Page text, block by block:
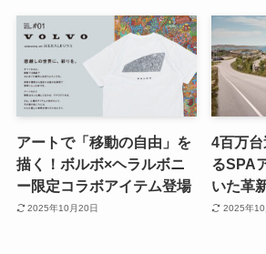
アートで「移動の自由」を
描く！ボルボ×ヘラルボニ
ー限定コラボアイテム登場
2025年10月20日
4百万
るSPA
いた革
2025年10